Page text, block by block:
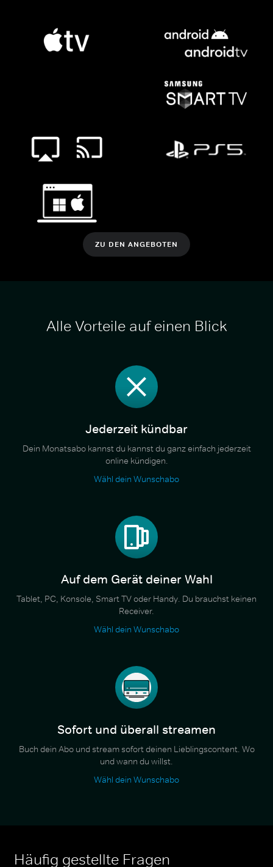
ZU DEN ANGEBOTEN
Alle Vorteile auf einen Blick
Jederzeit kündbar
Dein Monatsabo kannst du kannst du ganz einfach jederzeit
online kündigen.
Wähl dein Wunschabo
Auf dem Gerät deiner Wahl
Tablet, PC, Konsole, Smart TV oder Handy. Du brauchst keinen
Receiver.
Wähl dein Wunschabo
Sofort und überall streamen
Buch dein Abo und stream sofort deinen Lieblingscontent. Wo
und wann du willst.
Wähl dein Wunschabo
Häufig gestellte Fragen